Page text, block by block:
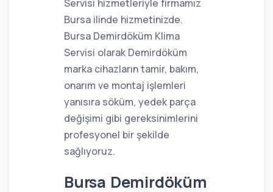
Servisi hizmetleriyle firmamız
Bursa ilinde hizmetinizde.
Bursa Demirdöküm Klima
Servisi olarak Demirdöküm
marka cihazların tamir, bakım,
onarım ve montaj işlemleri
yanısıra söküm, yedek parça
değişimi gibi gereksinimlerini
profesyonel bir şekilde
sağlıyoruz.
Bursa Demirdöküm